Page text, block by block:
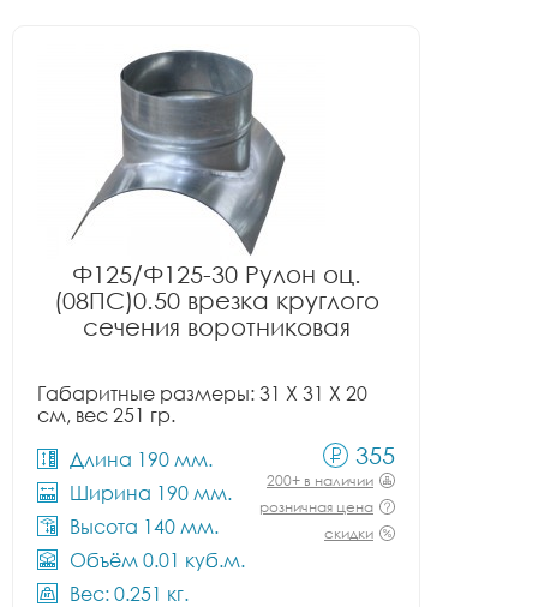
Ф125/Ф125-30 Рулон оц.
(08ПС)0.50 врезка круглого
сечения воротниковая
Габаритные размеры: 31 X 31 X 20
см, вес 251 гр.
Длина 190 мм.
Ширина 190 мм.
Высота 140 мм.
Объём 0.01 куб.м.
Вес: 0.251 кг.
355
200+ в наличии
розничная цена
скидки